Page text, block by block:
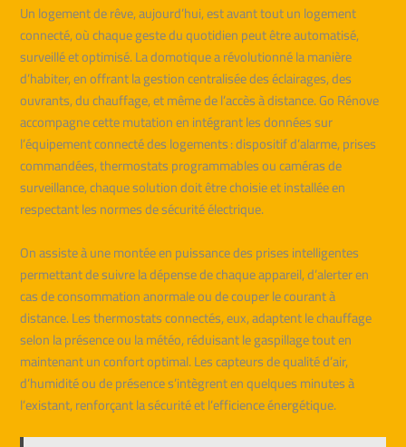
Un logement de rêve, aujourd’hui, est avant tout un logement
connecté, où chaque geste du quotidien peut être automatisé,
surveillé et optimisé. La domotique a révolutionné la manière
d’habiter, en offrant la gestion centralisée des éclairages, des
ouvrants, du chauffage, et même de l’accès à distance. Go Rénove
accompagne cette mutation en intégrant les données sur
l’équipement connecté des logements : dispositif d’alarme, prises
commandées, thermostats programmables ou caméras de
surveillance, chaque solution doit être choisie et installée en
respectant les normes de sécurité électrique.
On assiste à une montée en puissance des prises intelligentes
permettant de suivre la dépense de chaque appareil, d’alerter en
cas de consommation anormale ou de couper le courant à
distance. Les thermostats connectés, eux, adaptent le chauffage
selon la présence ou la météo, réduisant le gaspillage tout en
maintenant un confort optimal. Les capteurs de qualité d’air,
d’humidité ou de présence s’intègrent en quelques minutes à
l’existant, renforçant la sécurité et l’efficience énergétique.